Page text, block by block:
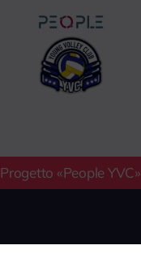
Progetto «People YVC»